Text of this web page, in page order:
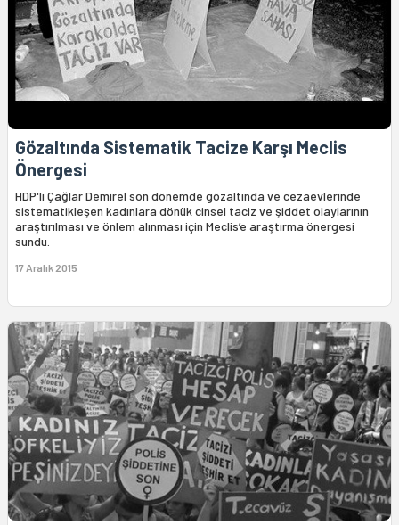
Gözaltında Sistematik Tacize Karşı Meclis
Önergesi
HDP'li Çağlar Demirel son dönemde gözaltında ve cezaevlerinde
sistematikleşen kadınlara dönük cinsel taciz ve şiddet olaylarının
araştırılması ve önlem alınması için Meclis’e araştırma önergesi
sundu.
17 Aralık 2015